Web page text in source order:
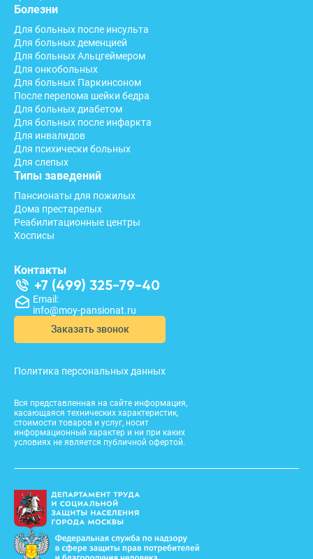
Вся представленная на сайте информация,
касающаяся технических характеристик,
стоимости товаров и услуг, носит
информационный характер и ни при каких
условиях не является публичной офертой.
Болезни
Для больных после инсульта
Для больных деменцией
Для больных Альцгеймером
Для онкобольных
Для больных Паркинсоном
После перелома шейки бедра
Для больных диабетом
Для больных после инфаркта
Для инвалидов
Для психически больных
Для слепых
Типы заведений
Пансионаты для пожилых
Дома престарелых
Реабилитационные центры
Хосписы
Контакты
+7 (499) 325-79-40
Email:
info@moy-pansionat.ru
Заказать звонок
Политика персональных данных